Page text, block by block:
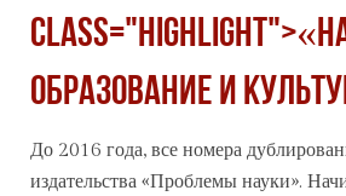
образование и
До 2016 года, все номера
издательства «Проблемы науки».